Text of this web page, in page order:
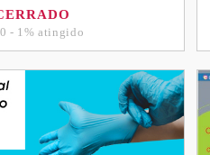
- 1% atingido